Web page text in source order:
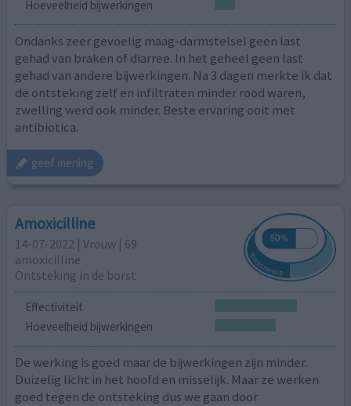
Hoeveelheid bijwerkingen
Ondanks zeer gevoelig maag-darmstelsel geen last
gehad van braken of diarree. In het geheel geen last
gehad van andere bijwerkingen. Na 3 dagen merkte ik dat
de ontsteking zelf en infiltraten minder rood waren,
zwelling werd ook minder. Beste ervaring ooit met
antibiotica.
geef mening
Amoxicilline
14-07-2022 | Vrouw | 69
amoxicilline
Ontsteking in de borst
Effectiviteit
Hoeveelheid bijwerkingen
De werking is goed maar de bijwerkingen zijn minder.
Duizelig licht in het hoofd en misselijk. Maar ze werken
goed tegen de ontsteking dus we gaan door